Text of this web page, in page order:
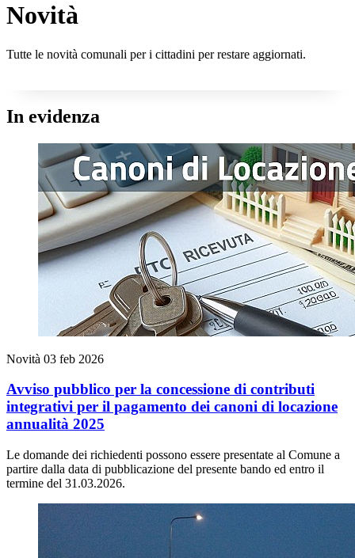
Novità
Tutte le novità comunali per i cittadini per restare aggiornati.
In evidenza
Novità 03 feb 2026
Avviso pubblico per la concessione di contributi
integrativi per il pagamento dei canoni di locazione
annualità 2025
Le domande dei richiedenti possono essere presentate al Comune a
partire dalla data di pubblicazione del presente bando ed entro il
termine del 31.03.2026.